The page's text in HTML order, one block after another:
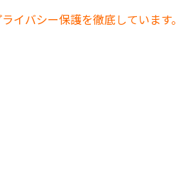
イバシー保護を徹底しています。